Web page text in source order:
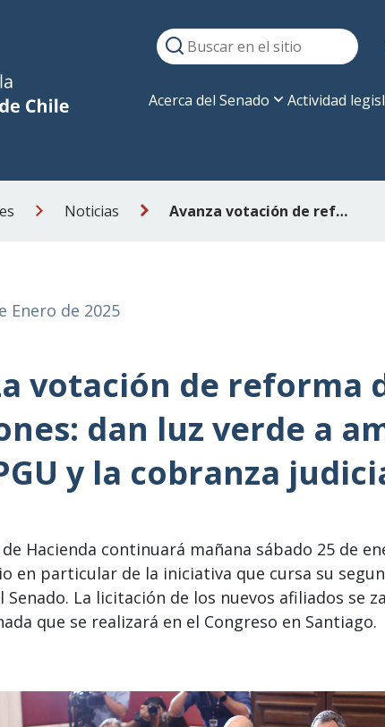
Acerca del Senado Actividad
Noticias Avanza votación de reforma de pensiones: dan luz verde a ampliación de la PGU y la cobranza judicial
Enero de 2025
votación de reforma
dan luz verde a
y la cobranza
Hacienda continuará mañana sábado 25 de
en particular de la iniciativa que cursa su
La licitación de los nuevos afiliados se
que se realizará en el Congreso en Santiago.